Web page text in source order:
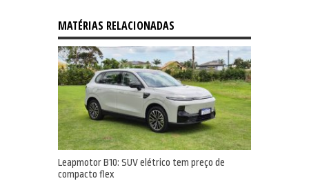
MATÉRIAS RELACIONADAS
Leapmotor B10: SUV elétrico tem preço de
compacto flex